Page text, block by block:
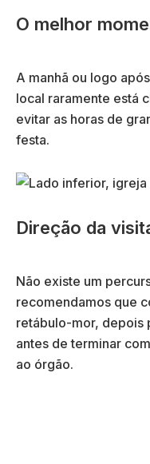
O melhor
A manhã ou logo
local raramente está
evitar as horas de
festa.
Direção da
Não existe um
recomendamos que
retábulo-mor, depois
antes de terminar
ao órgão.